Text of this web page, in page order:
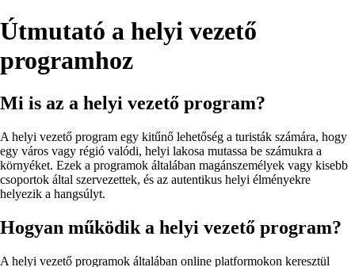
Útmutató a helyi vezető
programhoz
Mi is az a helyi vezető program?
A helyi vezető program egy kitűnő lehetőség a turisták számára, hogy
egy város vagy régió valódi, helyi lakosa mutassa be számukra a
környéket. Ezek a programok általában magánszemélyek vagy kisebb
csoportok által szervezettek, és az autentikus helyi élményekre
helyezik a hangsúlyt.
Hogyan működik a helyi vezető program?
A helyi vezető programok általában online platformokon keresztül